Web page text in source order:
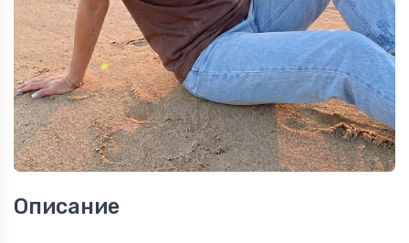
Описание